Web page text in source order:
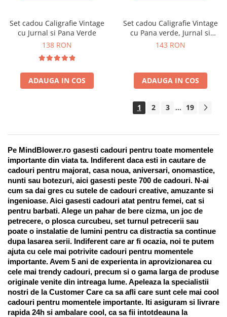
Set cadou Caligrafie Vintage
cu Jurnal si Pana Verde
138 RON
ADAUGA IN COS
Set cadou Caligrafie Vintage
cu Pana verde, Jurnal si
Suport pentru stilou, 9 piese
143 RON
ADAUGA IN COS
1 2 3 ... 19
Pe MindBlower.ro gasesti cadouri pentru toate momentele
importante din viata ta. Indiferent daca esti in cautare de
cadouri pentru majorat, casa noua, aniversari, onomastice,
nunti sau botezuri, aici gasesti peste 700 de cadouri. N-ai
cum sa dai gres cu sutele de cadouri creative, amuzante si
ingenioase. Aici gasesti cadouri atat pentru femei, cat si
pentru barbati. Alege un pahar de bere cizma, un joc de
petrecere, o plosca curcubeu, set turnul petrecerii sau
poate o instalatie de lumini pentru ca distractia sa continue
dupa lasarea serii. Indiferent care ar fi ocazia, noi te putem
ajuta cu cele mai potrivite cadouri pentru momentele
importante. Avem 5 ani de experienta in aprovizionarea cu
cele mai trendy cadouri, precum si o gama larga de produse
originale venite din intreaga lume. Apeleaza la specialistii
nostri de la Customer Care ca sa afli care sunt cele mai cool
cadouri pentru momentele importante. Iti asiguram si livrare
rapida 24h si ambalare cool, ca sa fii intotdeauna la